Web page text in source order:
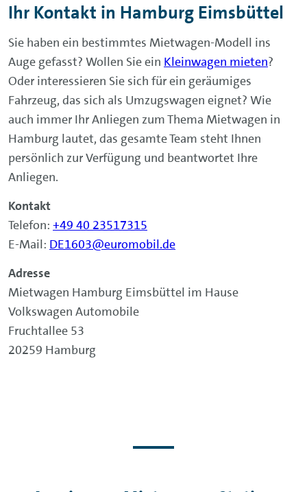
Ihr Kontakt in Hamburg Eimsbüttel
Sie haben ein bestimmtes Mietwagen-Modell ins
Auge gefasst? Wollen Sie ein Kleinwagen mieten?
Oder interessieren Sie sich für ein geräumiges
Fahrzeug, das sich als Umzugswagen eignet? Wie
auch immer Ihr Anliegen zum Thema Mietwagen in
Hamburg lautet, das gesamte Team steht Ihnen
persönlich zur Verfügung und beantwortet Ihre
Anliegen.
Kontakt
Telefon: +49 40 23517315
E-Mail: DE1603@euromobil.de
Adresse
Mietwagen Hamburg Eimsbüttel im Hause
Volkswagen Automobile
Fruchtallee 53
20259 Hamburg